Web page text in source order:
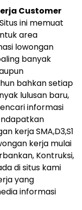
Customer
Situs ini memuat
area
lowongan
banyak
bahkan setiap
lulusan baru,
informasi
kerja SMA,D3,S1
kerja mulai
Kontruksi,
di situs kami
yang
informasi